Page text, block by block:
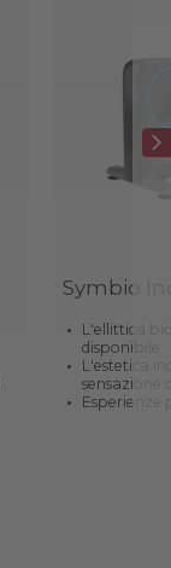
Symbio
L'ellittica
disponibile
L'estetica
sensazione
Esperienze